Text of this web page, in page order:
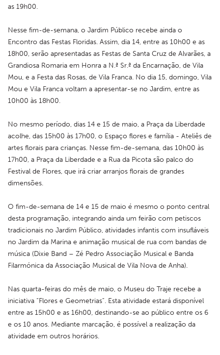
as 19h00.
Nesse fim-de-semana, o Jardim Público recebe ainda o
Encontro das Festas Floridas. Assim, dia 14, entre as 10h00 e as
18h00, serão apresentadas as Festas de Santa Cruz de Alvarães, a
Grandiosa Romaria em Honra a N.ª Sr.ª da Encarnação, de Vila
Mou, e a Festa das Rosas, de Vila Franca. No dia 15, domingo, Vila
Mou e Vila Franca voltam a apresentar-se no Jardim, entre as
10h00 às 18h00.
No mesmo período, dias 14 e 15 de maio, a Praça da Liberdade
acolhe, das 15h00 às 17h00, o Espaço flores e família - Ateliês de
artes florais para crianças. Nesse fim-de-semana, das 10h00 às
17h00, a Praça da Liberdade e a Rua da Picota são palco do
Festival de Flores, que irá criar arranjos florais de grandes
dimensões.
O fim-de-semana de 14 e 15 de maio é mesmo o ponto central
desta programação, integrando ainda um feirão com petiscos
tradicionais no Jardim Público, atividades infantis com insufláveis
no Jardim da Marina e animação musical de rua com bandas de
música (Dixie Band – Zé Pedro Associação Musical e Banda
Filarmónica da Associação Musical de Vila Nova de Anha).
Nas quarta-feiras do mês de maio, o Museu do Traje recebe a
iniciativa “Flores e Geometrias”. Esta atividade estará disponível
entre as 15h00 e as 16h00, destinando-se ao público entre os 6
e os 10 anos. Mediante marcação, é possível a realização da
atividade em outros horários.